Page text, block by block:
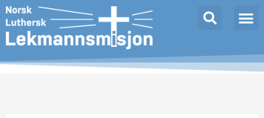
Hopp
rett
til
innholdet
Innleggnavigasjon